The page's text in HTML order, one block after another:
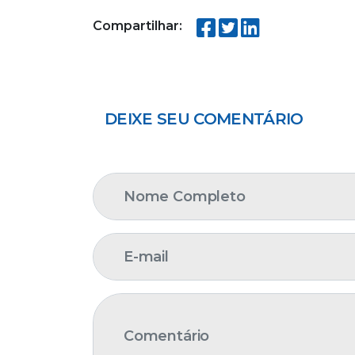
Compartilhar:
DEIXE SEU COMENTÁRIO